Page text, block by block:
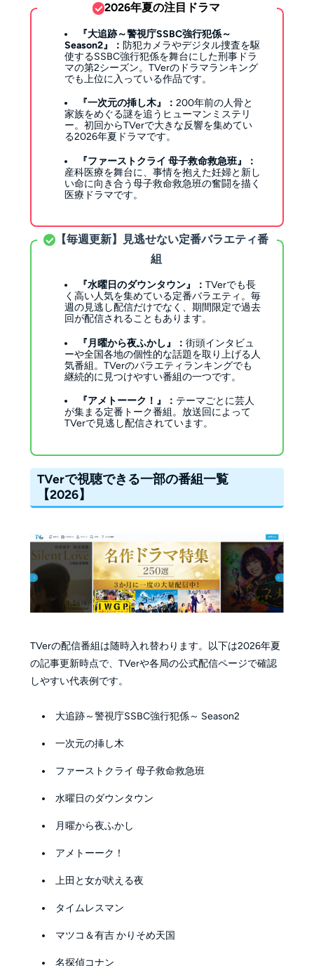
2026年夏の注目ドラマ
『大追跡～警視庁SSBC強行犯係～
Season2』： 防犯カメラやデジタル捜査を駆
使するSSBC強行犯係を舞台にした刑事ドラ
マの第2シーズン。TVerのドラマランキング
でも上位に入っている作品です。
『一次元の挿し木』：200年前の人骨と
家族をめぐる謎を追うヒューマンミステリ
ー。初回からTVerで大きな反響を集めてい
る2026年夏ドラマです。
『ファーストクライ 母子救命救急班』：
産科医療を舞台に、事情を抱えた妊婦と新し
い命に向き合う母子救命救急班の奮闘を描く
医療ドラマです。
【毎週更新】見逃せない定番バラエティ番
組
『水曜日のダウンタウン』：TVerでも長
く高い人気を集めている定番バラエティ。毎
週の見逃し配信だけでなく、期間限定で過去
回が配信されることもあります。
『月曜から夜ふかし』：街頭インタビュ
ーや全国各地の個性的な話題を取り上げる人
気番組。TVerのバラエティランキングでも
継続的に見つけやすい番組の一つです。
『アメトーーク！』： テーマごとに芸人
が集まる定番トーク番組。放送回によって
TVerで見逃し配信されています。
TVerで視聴できる一部の番組一覧
【2026】
TVerの配信番組は随時入れ替わります。以下は2026年夏
の記事更新時点で、TVerや各局の公式配信ページで確認
しやすい代表例です。
大追跡～警視庁SSBC強行犯係～ Season2
一次元の挿し木
ファーストクライ 母子救命救急班
水曜日のダウンタウン
月曜から夜ふかし
アメトーーク！
上田と女が吠える夜
タイムレスマン
マツコ＆有吉 かりそめ天国
名探偵コナン